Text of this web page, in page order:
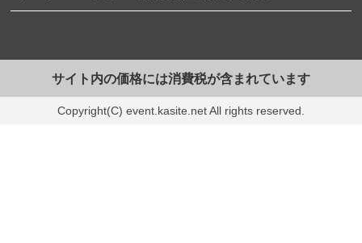
サイト内の価格には消費税が含まれています
Copyright(C) event.kasite.net All rights reserved.